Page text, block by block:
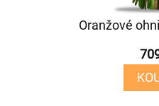
Oranžové